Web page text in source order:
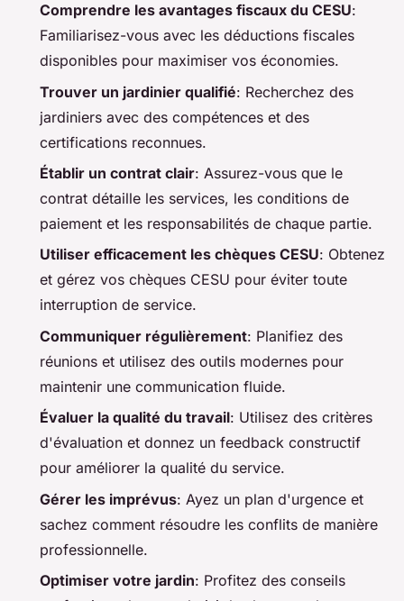
Comprendre les avantages fiscaux du CESU:
Familiarisez-vous avec les déductions fiscales
disponibles pour maximiser vos économies.
Trouver un jardinier qualifié: Recherchez des
jardiniers avec des compétences et des
certifications reconnues.
Établir un contrat clair: Assurez-vous que le
contrat détaille les services, les conditions de
paiement et les responsabilités de chaque partie.
Utiliser efficacement les chèques CESU: Obtenez
et gérez vos chèques CESU pour éviter toute
interruption de service.
Communiquer régulièrement: Planifiez des
réunions et utilisez des outils modernes pour
maintenir une communication fluide.
Évaluer la qualité du travail: Utilisez des critères
d'évaluation et donnez un feedback constructif
pour améliorer la qualité du service.
Gérer les imprévus: Ayez un plan d'urgence et
sachez comment résoudre les conflits de manière
professionnelle.
Optimiser votre jardin: Profitez des conseils